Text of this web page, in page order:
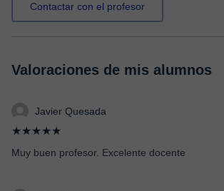
Contactar con el profesor
Valoraciones de mis alumnos
Javier Quesada
★★★★★
Muy buen profesor. Excelente docente